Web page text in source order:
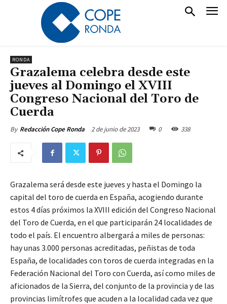
RONDA
Grazalema celebra desde este
jueves al Domingo el XVIII
Congreso Nacional del Toro de
Cuerda
By Redacción Cope Ronda 2 de junio de 2023 0 338
Grazalema será desde este jueves y hasta el Domingo la
capital del toro de cuerda en España, acogiendo durante
estos 4 días próximos la XVIII edición del Congreso Nacional
del Toro de Cuerda, en el que participarán 24 localidades de
todo el país. El encuentro albergará a miles de personas:
hay unas 3.000 personas acreditadas, peñistas de toda
España, de localidades con toros de cuerda integradas en la
Federación Nacional del Toro con Cuerda, así como miles de
aficionados de la Sierra, del conjunto de la provincia y de las
provincias limítrofes que acuden a la localidad cada vez que